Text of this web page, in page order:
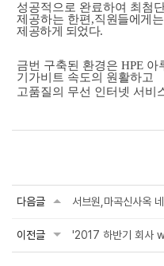
성공적으로 완료하여 최첨
제공하는 한편 ,직원들에게
제공하게 되었다.
금번 구축된 환경은 HPE
기가비트 속도의 원활하고
고품질의 무선 인터넷 서비
다음글 서브원,마곡신사옥
이전글 '2017 하반기 회사